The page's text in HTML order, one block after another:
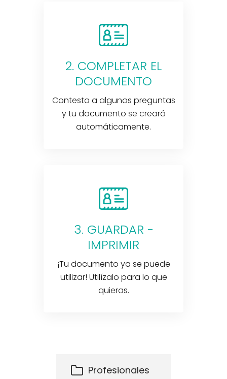
2. COMPLETAR EL
DOCUMENTO
Contesta a algunas preguntas
y tu documento se creará
automáticamente.
3. GUARDAR -
IMPRIMIR
¡Tu documento ya se puede
utilizar! Utilízalo para lo que
quieras.
Profesionales